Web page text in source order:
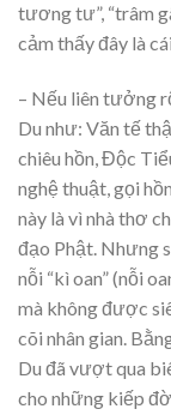
tương tư”, “trâm
cảm thấy đây là
– Nếu liên tưởng
Du như: Văn tế
chiêu hồn, Độc
nghệ thuật, gọi
này là vì nhà thơ
đạo Phật. Nhưng
nỗi “kì oan” (nỗi
mà không được
cõi nhân gian.
Du đã vượt qua
cho những kiếp